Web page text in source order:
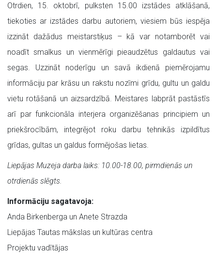
Otrdien, 15. oktobrī, pulksten 15.00 izstādes atklāšanā,
tiekoties ar izstādes darbu autoriem, viesiem būs iespēja
izzināt dažādus meistarstiķus – kā var notamborēt vai
noadīt smalkus un vienmērīgi pieaudzētus galdautus vai
segas. Uzzināt noderīgu un savā ikdienā piemērojamu
informāciju par krāsu un rakstu nozīmi grīdu, gultu un galdu
vietu rotāšanā un aizsardzībā. Meistares labprāt pastāstīs
arī par funkcionāla interjera organizēšanas principiem un
priekšrocībām, integrējot roku darbu tehnikās izpildītus
grīdas, gultas un galdus formējošas lietas.
Liepājas Muzeja darba laiks: 10.00-18.00, pirmdienās un
otrdienās slēgts.
Informāciju sagatavoja:
Anda Birkenberga un Anete Strazda
Liepājas Tautas mākslas un kultūras centra
Projektu vadītājas